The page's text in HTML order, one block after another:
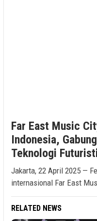
Far East Music
Indonesia,
Teknologi
Jakarta, 22 April 2025 —
internasional Far East
RELATED NEWS